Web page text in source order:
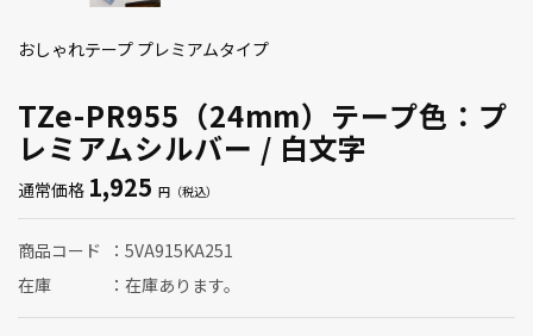
TZe-PR955（24mm）テープ色：プ
レミアムシルバー / 白文字
おしゃれテープ プレミアムタイプ
通常価格 1,925
商品コード
5VA915KA251
在庫
在庫あります。